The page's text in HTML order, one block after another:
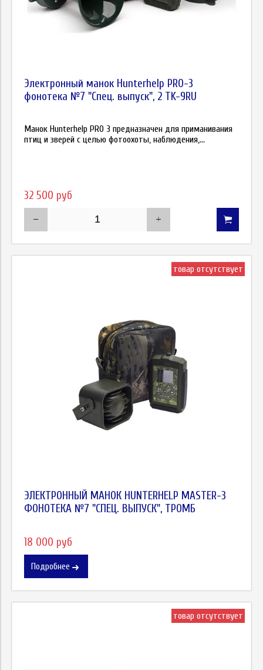
Электронный манок Hunterhelp PRO-3
фонотека №7 "Спец. выпуск", 2 TK-9RU
Манок Hunterhelp PRO 3 предназначен для приманивания
птиц и зверей с целью фотоохоты, наблюдения,...
32 500 руб
товар отсутствует
ЭЛЕКТРОННЫЙ МАНОК HUNTERHELP MASTER-3
ФОНОТЕКА №7 "СПЕЦ. ВЫПУСК", TРОМБ
18 000 руб
Подробнее
товар отсутствует